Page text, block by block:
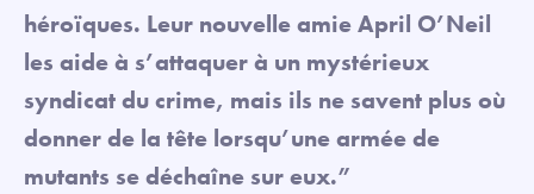
héroïques. Leur nouvelle amie April O’Neil
les aide à s’attaquer à un mystérieux
syndicat du crime, mais ils ne savent plus où
donner de la tête lorsqu’une armée de
mutants se déchaîne sur eux.”